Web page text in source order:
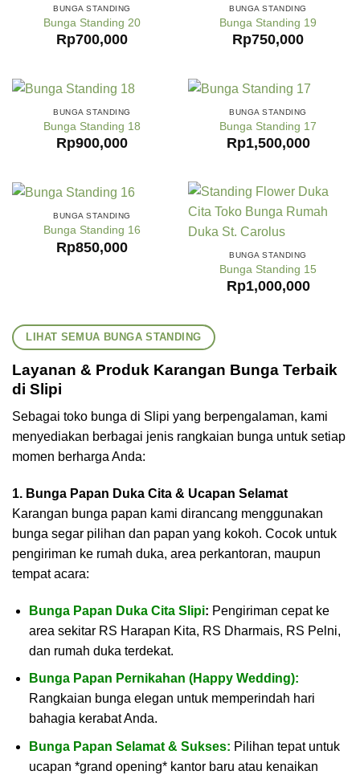
BUNGA STANDING
Bunga Standing 20
Rp700,000
BUNGA STANDING
Bunga Standing 19
Rp750,000
BUNGA STANDING
Bunga Standing 18
Rp900,000
BUNGA STANDING
Bunga Standing 17
Rp1,500,000
BUNGA STANDING
Bunga Standing 16
Rp850,000 BUNGA STANDING
Bunga Standing 15
Rp1,000,000
LIHAT SEMUA BUNGA STANDING
Layanan & Produk Karangan Bunga Terbaik
di Slipi
Sebagai toko bunga di Slipi yang berpengalaman, kami
menyediakan berbagai jenis rangkaian bunga untuk setiap
momen berharga Anda:
1. Bunga Papan Duka Cita & Ucapan Selamat
Karangan bunga papan kami dirancang menggunakan
bunga segar pilihan dan papan yang kokoh. Cocok untuk
pengiriman ke rumah duka, area perkantoran, maupun
tempat acara:
Bunga Papan Duka Cita Slipi: Pengiriman cepat ke
area sekitar RS Harapan Kita, RS Dharmais, RS Pelni,
dan rumah duka terdekat.
Bunga Papan Pernikahan (Happy Wedding):
Rangkaian bunga elegan untuk memperindah hari
bahagia kerabat Anda.
Bunga Papan Selamat & Sukses: Pilihan tepat untuk
ucapan *grand opening*kantor baru atau kenaikan